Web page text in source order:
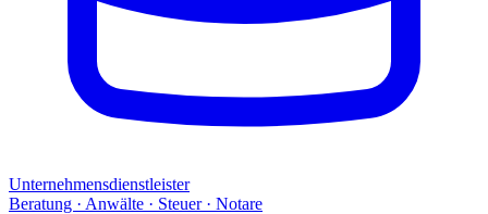
Unternehmensdienstleister
Beratung · Anwälte · Steuer · Notare